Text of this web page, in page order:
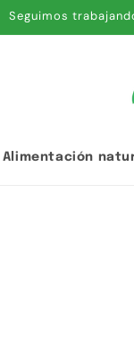
Seguimos
Alimentación